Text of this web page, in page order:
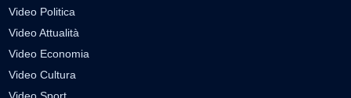
Video Politica
Video Attualità
Video Economia
Video Cultura
Video Sport